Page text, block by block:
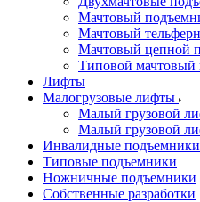
Мачтовый
Мачтовый
Мачтовый цепной
Типовой мачтовый
Лифты
Малогрузовые лифты
Малый грузовой
Малый грузовой
Инвалидные подъемники
Типовые подъемники
Ножничные подъемники
Собственные разработки